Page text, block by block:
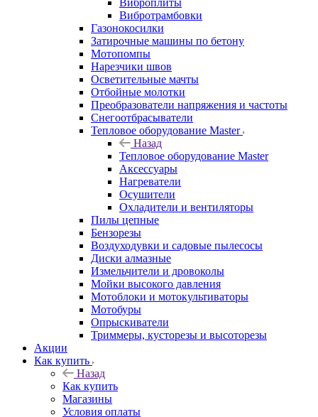
Виброплиты
Вибротрамбовки
Газонокосилки
Затирочные машины по бетону
Мотопомпы
Нарезчики швов
Осветительные мачты
Отбойные молотки
Преобразователи напряжения и частоты
Снегоотбрасыватели
Тепловое оборудование Master
Назад
Тепловое оборудование Master
Аксессуары
Нагреватели
Осушители
Охладители и вентиляторы
Пилы цепные
Бензорезы
Воздуходувки и садовые пылесосы
Диски алмазные
Измельчители и дровоколы
Мойки высокого давления
Мотоблоки и мотокультиваторы
Мотобуры
Опрыскиватели
Триммеры, кусторезы и высоторезы
Акции
Как купить
Назад
Как купить
Магазины
Условия оплаты